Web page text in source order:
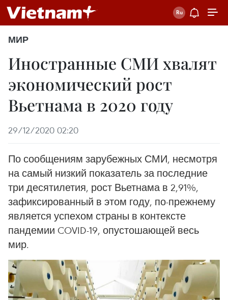
МИР
Иностранные СМИ хвалят
экономический рост
Вьетнама в 2020 году
29/12/2020 02:20
По сообщениям зарубежных СМИ, несмотря
на самый низкий показатель за последние
три десятилетия, рост Вьетнама в 2,91%,
зафиксированный в этом году, по-прежнему
является успехом страны в контексте
пандемии COVID-19, опустошающей весь
мир.